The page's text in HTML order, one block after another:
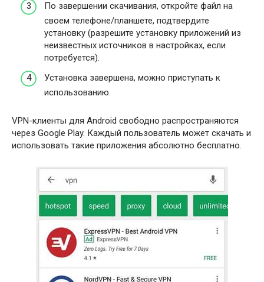
По завершении скачивания, откройте файл на
своем телефоне/планшете, подтвердите
установку (разрешите установку приложений из
неизвестных источников в настройках, если
потребуется).
Установка завершена, можно приступать к
использованию.
VPN-клиенты для Android свободно распространяются
через Google Play. Каждый пользователь может скачать и
использовать такие приложения абсолютно бесплатно.